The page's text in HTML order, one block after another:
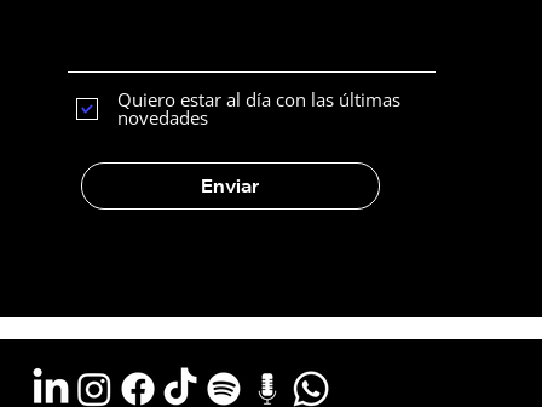
Enviar
Quiero estar al día con las últimas
novedades